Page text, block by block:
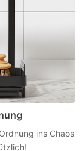
ins Chaos